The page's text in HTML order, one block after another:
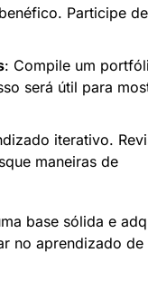
Participe de
: Compile um
será útil para
iterativo.
maneiras de
base sólida e
no aprendizado de